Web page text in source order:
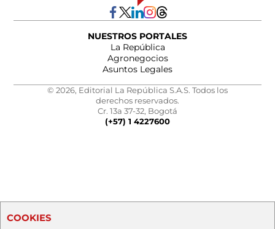
NUESTROS PORTALES
La República
Agronegocios
Asuntos Legales
© 2026, Editorial La República S.A.S. Todos los
derechos reservados.
Cr. 13a 37-32, Bogotá
(+57) 1 4227600
COOKIES